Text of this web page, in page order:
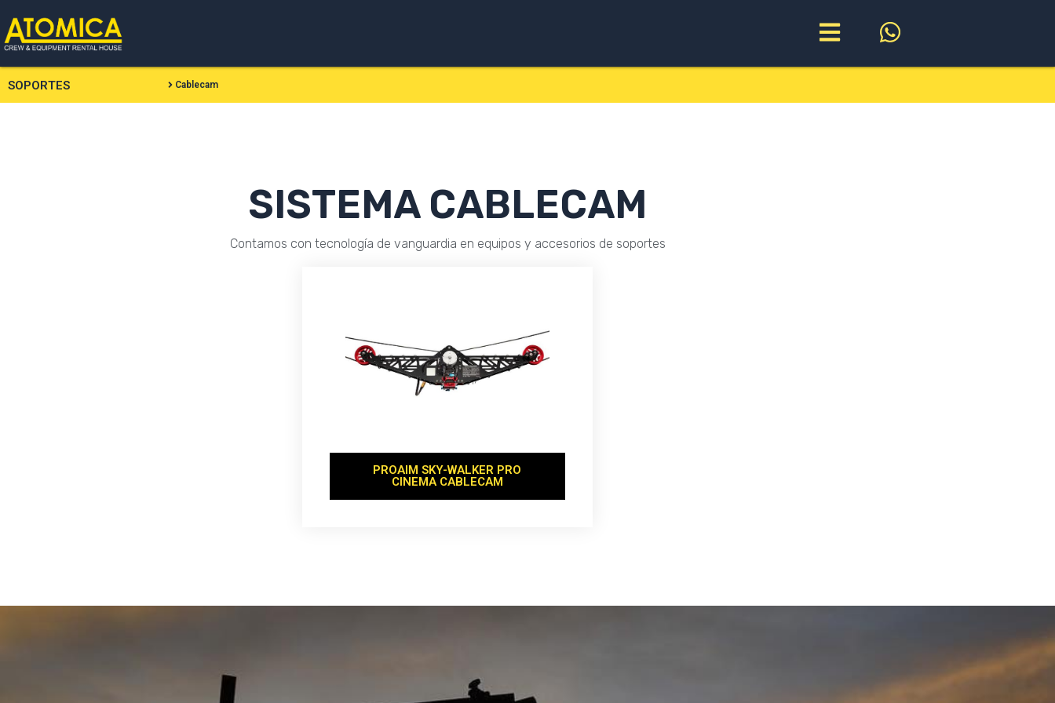
al
contenido
SOPORTES Cablecam
SISTEMA CABLECAM
Contamos con tecnología de vanguardia en equipos y accesorios de soportes
PROAIM SKY-WALKER PRO
CINEMA CABLECAM